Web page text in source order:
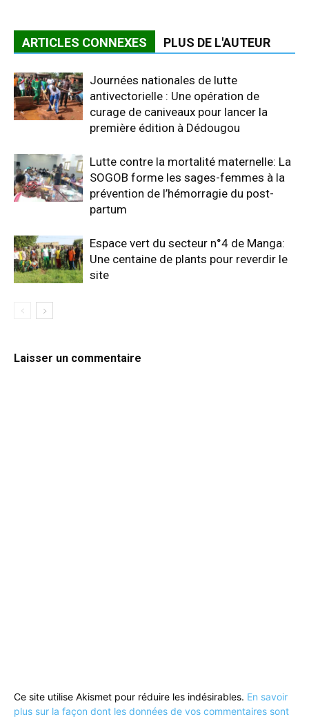
ARTICLES CONNEXES PLUS DE L'AUTEUR
Journées nationales de lutte
antivectorielle : Une opération de
curage de caniveaux pour lancer la
première édition à Dédougou
Lutte contre la mortalité maternelle: La
SOGOB forme les sages-femmes à la
prévention de l’hémorragie du post-
partum
Espace vert du secteur n°4 de Manga:
Une centaine de plants pour reverdir le
site
Laisser un commentaire
Ce site utilise Akismet pour réduire les indésirables. En savoir
plus sur la façon dont les données de vos commentaires sont